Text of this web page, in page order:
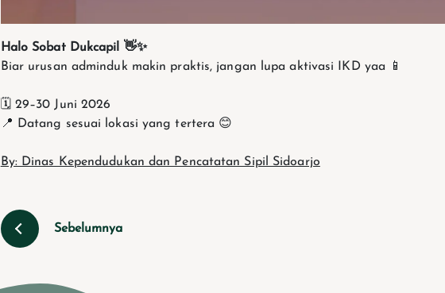
Halo Sobat Dukcapil 👋✨
Biar urusan adminduk makin praktis, jangan lupa aktivasi IKD yaa 📱
🗓️ 29–30 Juni 2026
📍 Datang sesuai lokasi yang tertera 😊
By: Dinas Kependudukan dan Pencatatan Sipil Sidoarjo
Sebelumnya